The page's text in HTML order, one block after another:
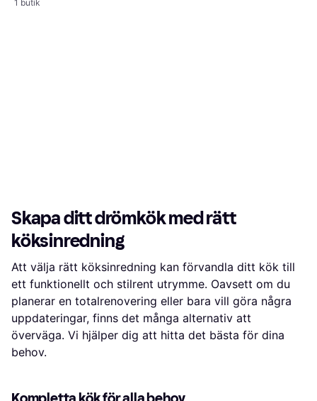
1 butik
Skapa ditt drömkök med rätt
köksinredning
Att välja rätt köksinredning kan förvandla ditt kök till
ett funktionellt och stilrent utrymme. Oavsett om du
planerar en totalrenovering eller bara vill göra några
uppdateringar, finns det många alternativ att
överväga. Vi hjälper dig att hitta det bästa för dina
behov.